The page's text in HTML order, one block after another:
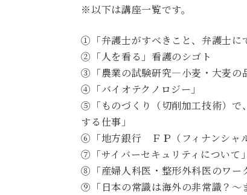
※以下は講座一覧です。
①「弁護士がすべきこと、弁護士に
②「人を看る」看護のシゴト
③「農業の試験研究―小麦・大麦の
④「バイオテクノロジー」
⑤「ものづくり（切削加工技術）で
する仕事」
⑥「地方銀行 ＦＰ（フィナンシャ
⑦「サイバーセキュリティについて」
⑧「産婦人科医・整形外科医のワー
⑨「日本の常識は海外の非常識？～